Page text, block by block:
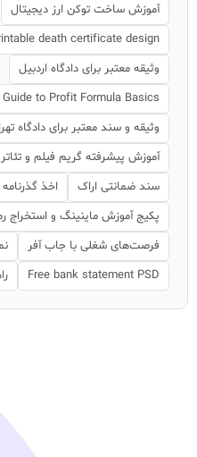
آموزش ساخت توکن ارز دیجیتال
death certificate design
وثیقه معتبر برای دادگاه اردبیل
to Profit Formula Basics
وثیقه و سند معتبر برای دادگاه
آموزش پیشرفته گریم فیلم و تئاتر
سند ضمانتی اراک
اخذ
پکیج آموزش ماینینگ و استخراج
فرصت‌های شغلی با جاب آفر
Free bank statement PSD